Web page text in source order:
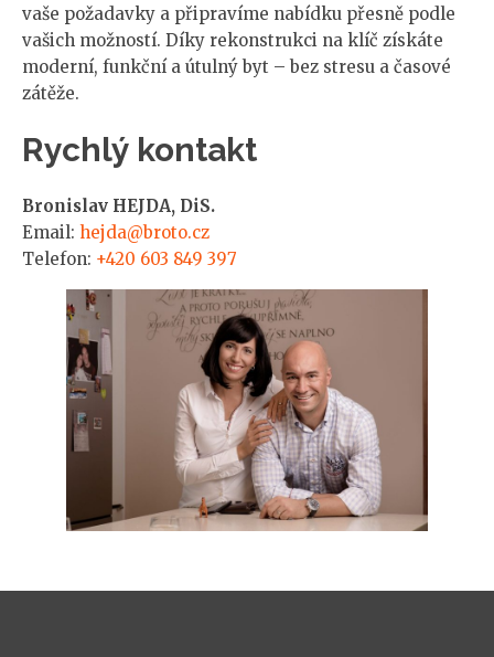
vaše požadavky a připravíme nabídku přesně podle
vašich možností. Díky rekonstrukci na klíč získáte
moderní, funkční a útulný byt – bez stresu a časové
zátěže.
Rychlý kontakt
Bronislav HEJDA, DiS.
Email: hejda@broto.cz
Telefon: +420 603 849 397